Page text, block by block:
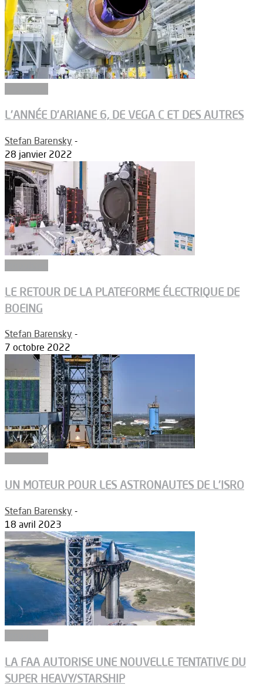
L’ANNÉE D’ARIANE 6, DE VEGA C ET DES AUTRES
Stefan Barensky -
28 janvier 2022
LE RETOUR DE LA PLATEFORME ÉLECTRIQUE DE
BOEING
Stefan Barensky -
7 octobre 2022
UN MOTEUR POUR LES ASTRONAUTES DE L’ISRO
Stefan Barensky -
18 avril 2023
LA FAA AUTORISE UNE NOUVELLE TENTATIVE DU
SUPER HEAVY/STARSHIP